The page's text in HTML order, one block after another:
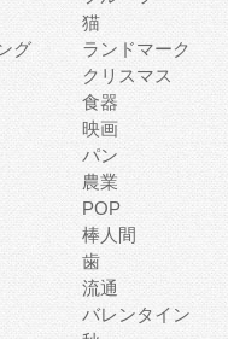
猫
グ ランドマーク
クリスマス
食器
映画
パン
農業
POP
棒人間
歯
流通
バレンタイン